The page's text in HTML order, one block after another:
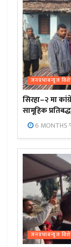
जनप्रभाबन्युज
सिरहा–२ मा
सामूहिक
6 MONTHS
जनप्रभाबन्युज